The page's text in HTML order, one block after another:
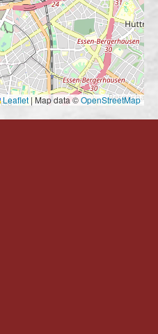
Leaflet |Map data ©OpenStreetMap